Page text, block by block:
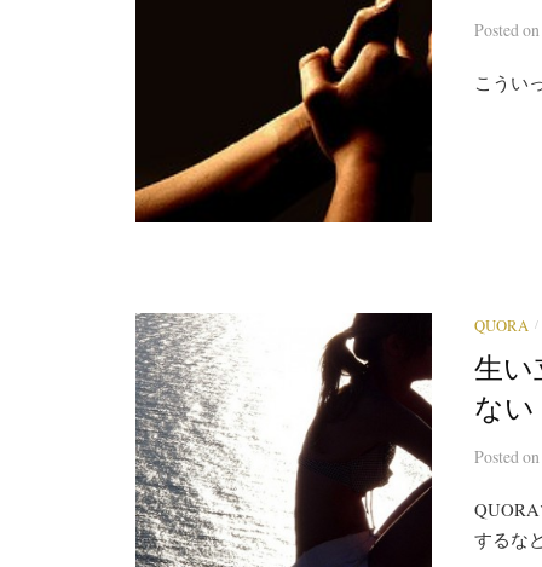
Postedon
こうい
QUORA /
生い
ない
Postedon
するな